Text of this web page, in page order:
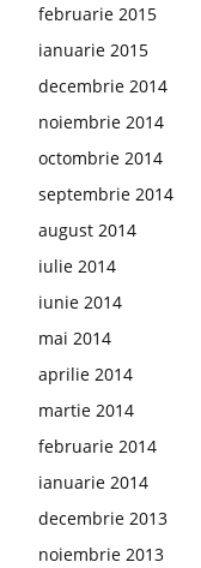
februarie 2015
ianuarie 2015
decembrie 2014
noiembrie 2014
octombrie 2014
septembrie 2014
august 2014
iulie 2014
iunie 2014
mai 2014
aprilie 2014
martie 2014
februarie 2014
ianuarie 2014
decembrie 2013
noiembrie 2013